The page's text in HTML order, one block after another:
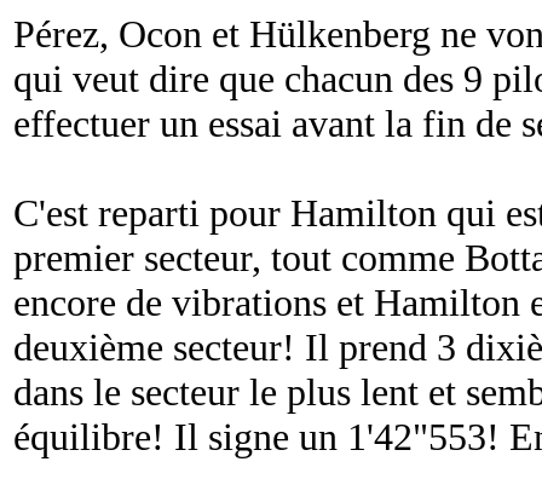
Pérez, Ocon et Hülkenberg ne
qui veut dire que chacun des 9
effectuer un essai avant la fin de
C'est reparti pour Hamilton qui
premier secteur, tout comme
encore de vibrations et Hamilton
deuxième secteur! Il prend 3
dans le secteur le plus lent et
équilibre! Il signe un 1'42"553!